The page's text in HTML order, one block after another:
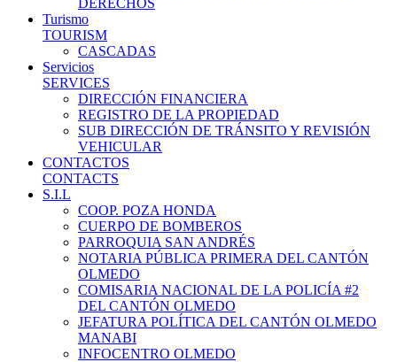
DERECHOS
Turismo
TOURISM
CASCADAS
Servicios
SERVICES
DIRECCIÓN FINANCIERA
REGISTRO DE LA PROPIEDAD
SUB DIRECCIÓN DE TRÁNSITO Y REVISIÓN
VEHICULAR
CONTACTOS
CONTACTS
S.I.L
COOP. POZA HONDA
CUERPO DE BOMBEROS
PARROQUIA SAN ANDRÉS
NOTARIA PÚBLICA PRIMERA DEL CANTÓN
OLMEDO
COMISARIA NACIONAL DE LA POLICÍA #2
DEL CANTÓN OLMEDO
JEFATURA POLÍTICA DEL CANTÓN OLMEDO
MANABI
INFOCENTRO OLMEDO